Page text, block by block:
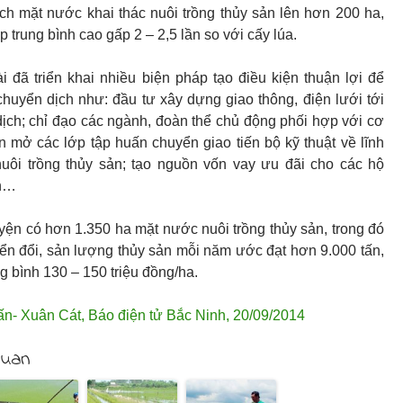
mặt nước khai thác nuôi trồng thủy sản lên hơn 200 ha,
trung bình cao gấp 2 – 2,5 lần so với cấy lúa.
đã triển khai nhiều biện pháp tạo điều kiện thuận lợi để
dịch như: đầu tư xây dựng giao thông, điện lưới tới
chỉ đạo các ngành, đoàn thể chủ động phối hợp với cơ
mở các lớp tập huấn chuyển giao tiến bộ kỹ thuật về lĩnh
trồng thủy sản; tạo nguồn vốn vay ưu đãi cho các hộ
có hơn 1.350 ha mặt nước nuôi trồng thủy sản, trong đó
đổi, sản lượng thủy sản mỗi năm ước đạt hơn 9.000 tấn,
bình 130 – 150 triệu đồng/ha.
Xuân Cát, Báo điện tử Bắc Ninh, 20/09/2014